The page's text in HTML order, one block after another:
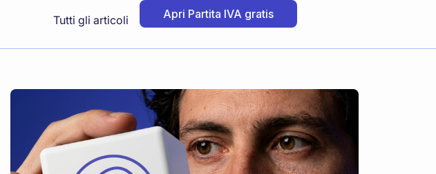
Tutti gli articoli Apri Partita IVA gratis